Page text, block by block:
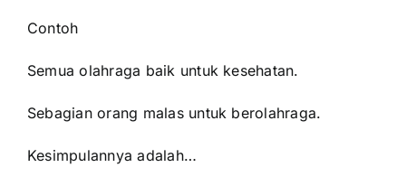
Contoh
Semua olahraga baik untuk kesehatan.
Sebagian orang malas untuk berolahraga.
Kesimpulannya adalah…